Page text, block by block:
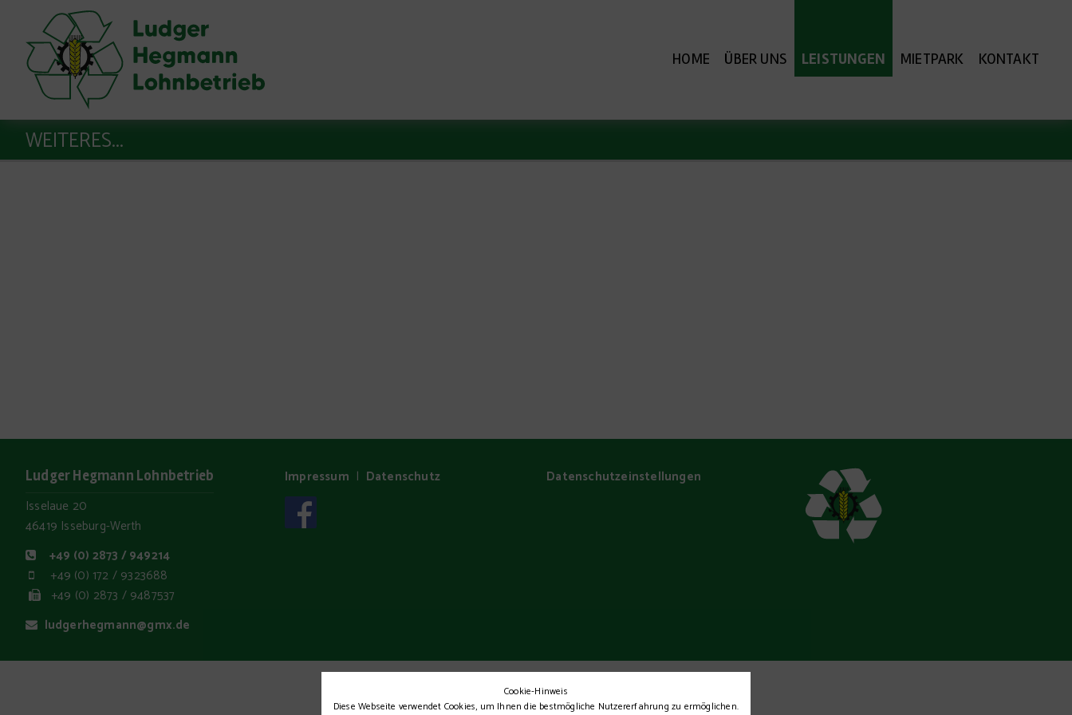
HOME ÜBER UNS LEISTUNGEN MIETPARK KONTAKT
WEITERES...
Ludger Hegmann Lohnbetrieb
Isselaue 20
46419 Isseburg-Werth
+49 (0) 2873 / 949214
+49 (0) 172 / 9323688
+49 (0) 2873 / 9487537
ludgerhegmann@gmx.de
Impressum | Datenschutz Datenschutz­einstellungen
Cookie-Hinweis
Diese Webseite verwendet Cookies, um Ihnen die bestmögliche Nutzererfahrung zu ermöglichen.